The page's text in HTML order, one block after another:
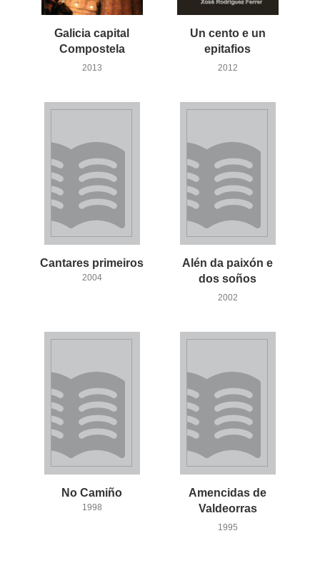
Galicia capital
Compostela
2013
Un cento e un
epitafios
2012
Cantares primeiros
2004
Alén da paixón e
dos soños
2002
No Camiño
1998
Amencidas de
Valdeorras
1995